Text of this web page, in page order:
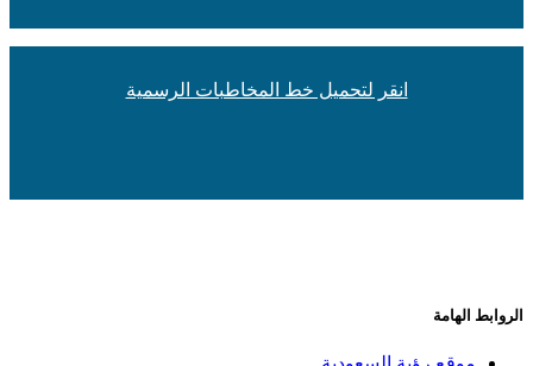
انقر لتحميل خط المخاطبات الرسمية
الروابط الهامة